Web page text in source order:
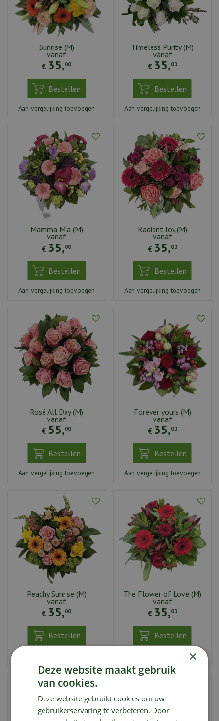
Sunrise (M)
vanaf
€ 35,00
Bestellen
Aan vergelijking toevoegen
Timeless Purity (M)
vanaf
€ 35,00
Bestellen
Aan vergelijking toevoegen
Mamma Mia (M)
vanaf
€ 35,00
Bestellen
Aan vergelijking toevoegen
Radiant Joy (M)
vanaf
€ 35,00
Bestellen
Aan vergelijking toevoegen
Rosé All Day (M)
vanaf
€ 55,00
Bestellen
Aan vergelijking toevoegen
Forever yours (M)
vanaf
€ 35,00
Bestellen
Aan vergelijking toevoegen
Peachy Sunrise (M)
vanaf
€ 35,00
Bestellen
The Flower of Love (M)
vanaf
€ 35,00
Bestellen
Aan vergelijking toevoegen
×
Deze website maakt gebruik
van cookies.
Deze website gebruikt cookies om uw
gebruikerservaring te verbeteren. Door